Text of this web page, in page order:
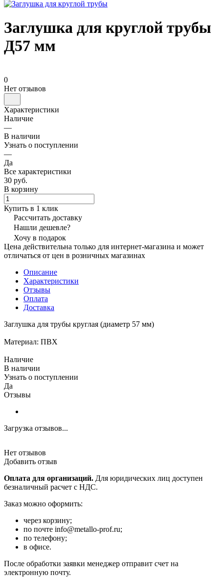
Заглушка для круглой трубы
Д57 мм
0
Нет отзывов
Характеристики
Наличие
—
В наличии
Узнать о поступлении
—
Да
Все характеристики
30 руб.
В корзину
Купить в 1 клик
Рассчитать доставку
Нашли дешевле?
Хочу в подарок
Цена действительна только для интернет-магазина и может
отличаться от цен в розничных магазинах
Описание
Характеристики
Отзывы
Оплата
Доставка
Заглушка для трубы круглая (диаметр 57 мм)
Материал: ПВХ
Наличие
В наличии
Узнать о поступлении
Да
Отзывы
Загрузка отзывов...
Нет отзывов
Добавить отзыв
Оплата для организаций. Для юридических лиц доступен
безналичный расчет с НДС.
Заказ можно оформить:
через корзину;
по почте info@metallo-prof.ru;
по телефону;
в офисе.
После обработки заявки менеджер отправит счет на
электронную почту.